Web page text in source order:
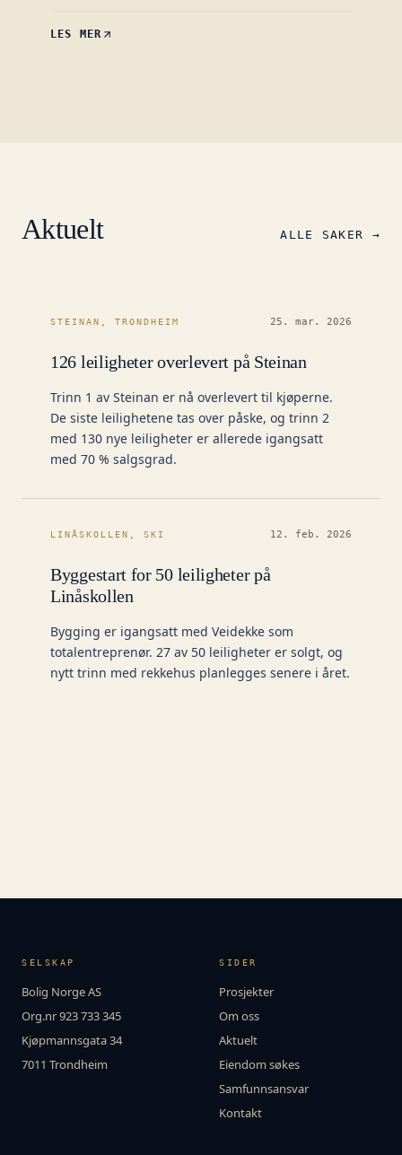
LES MER
Aktuelt ALLE SAKER →
STEINAN, TRONDHEIM 25. mar. 2026
126 leiligheter overlevert på Steinan
Trinn 1 av Steinan er nå overlevert til kjøperne.
De siste leilighetene tas over påske, og trinn 2
med 130 nye leiligheter er allerede igangsatt
med 70 % salgsgrad.
LINÅSKOLLEN, SKI 12. feb. 2026
Byggestart for 50 leiligheter på
Linåskollen
Bygging er igangsatt med Veidekke som
totalentreprenør. 27 av 50 leiligheter er solgt, og
nytt trinn med rekkehus planlegges senere i året.
SELSKAP
Bolig Norge AS
Org.nr 923 733 345
Kjøpmannsgata 34
7011 Trondheim
SIDER
Prosjekter
Om oss
Aktuelt
Eiendom søkes
Samfunnsansvar
Kontakt